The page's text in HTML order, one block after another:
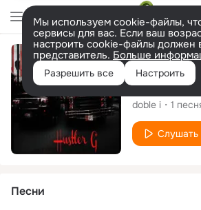
Мы используем cookie-файлы,
сервисы для вас. Если ваш
настроить cookie-файлы должен
представитель. Больше
Разрешить все Настроить
Сингл
Hustler G
doble i 1
Слушать
Песни